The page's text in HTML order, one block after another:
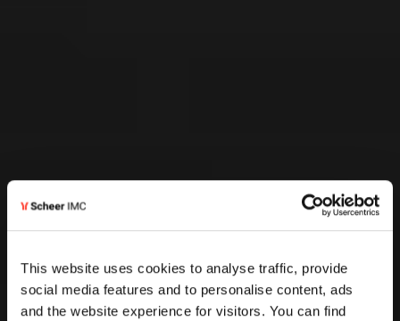
This website uses cookies to analyse traffic, provide
social media features and to personalise content, ads
and the website experience for visitors. You can find